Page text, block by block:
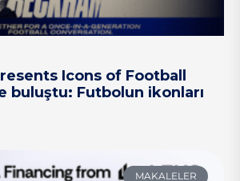
Icons of Football
buluştu: Futbolun ikonları
MAKALELER